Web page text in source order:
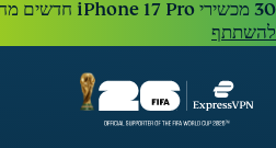
להשתתף